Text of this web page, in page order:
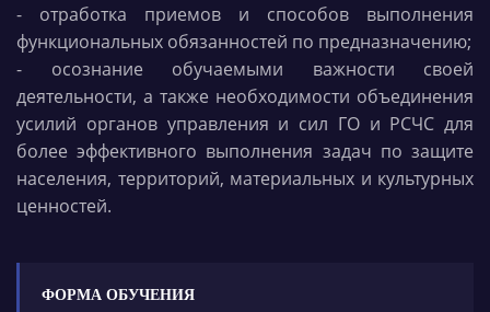
- отработка приемов и способов выполнения
функциональных обязанностей по предназначению;
- осознание обучаемыми важности своей
деятельности, а также необходимости объединения
усилий органов управления и сил ГО и РСЧС для
более эффективного выполнения задач по защите
населения, территорий, материальных и культурных
ценностей.
ФОРМА ОБУЧЕНИЯ